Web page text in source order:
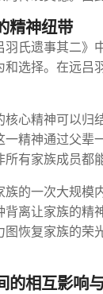
精神纽带
羽氏遗事其二》
和选择。在远吕
核心精神可以归
一精神通过父辈
有家族成员都
族的一次大规模
背离让家族的精
图恢复家族的荣
的相互影响